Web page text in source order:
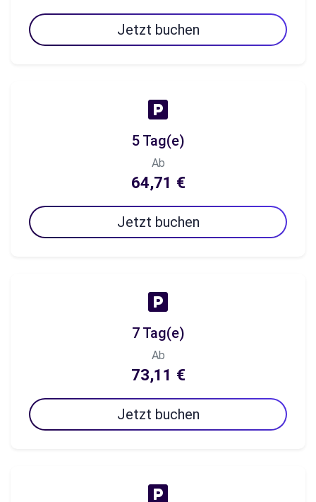
Jetzt buchen
5 Tag(e)
Ab
64,71 €
Jetzt buchen
7 Tag(e)
Ab
73,11 €
Jetzt buchen